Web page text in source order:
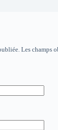
Les champs